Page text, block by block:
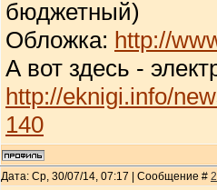
бюджетный)
Обложка: http://
А вот здесь -
http://eknigi.info/
140
Дата: Ср, 30/07/14, 07:17 | Сообщение #